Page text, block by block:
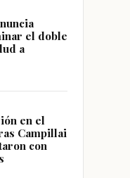
el doble
a
en el
Campillai
con